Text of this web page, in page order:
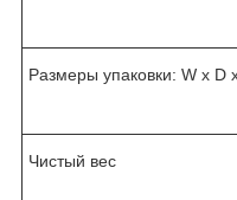
Размеры упаковки: W x D
Чистый вес